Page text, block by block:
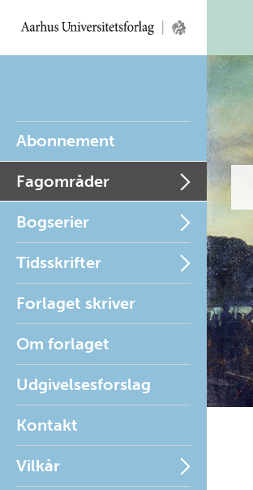
Abonnement
Fagområder
Bogserier
Tidsskrifter
Forlaget skriver
Om forlaget
Udgivelsesforslag
Kontakt
Vilkår